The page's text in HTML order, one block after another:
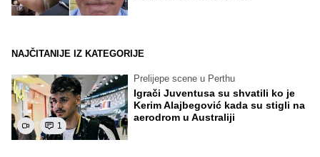
NAJČITANIJE IZ KATEGORIJE
1
Prelijepe scene u Perthu
Igrači Juventusa su shvatili ko je
Kerim Alajbegović kada su stigli na
aerodrom u Australiji